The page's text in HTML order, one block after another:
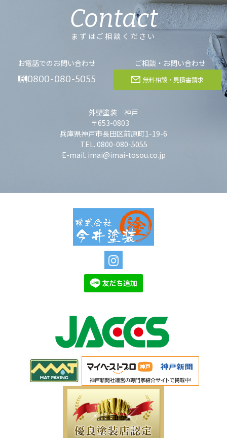
Contact
まずはご相談ください
お電話でのお問い合わせ
0800-080-5055
ご相談・お問い合わせ
無料相談・見積書請求
外壁塗装 神戸
〒653-0803
兵庫県神戸市長田区前原町1-19-6
TEL. 0800-080-5055
E-mail. imai@imai-tosou.co.jp